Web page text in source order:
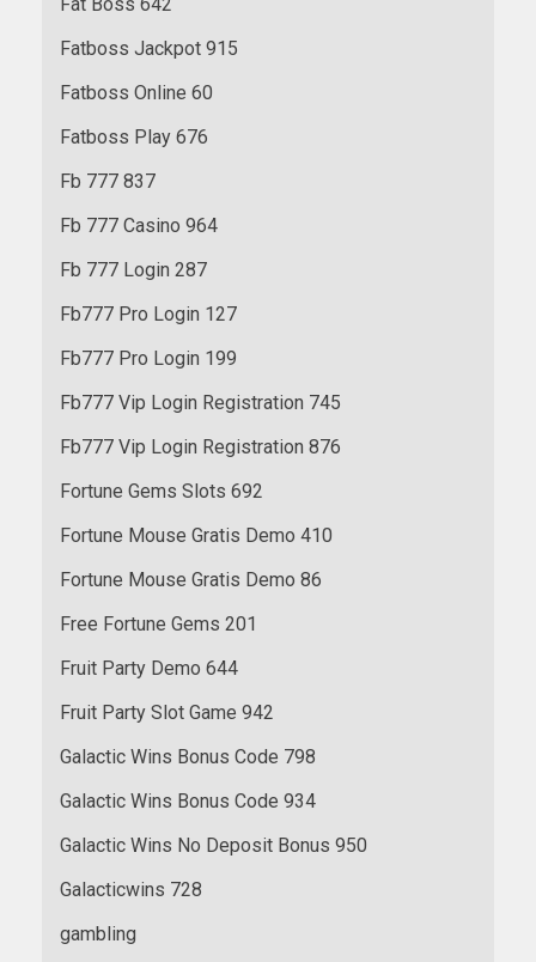
Fatboss Jackpot 915
Fatboss Online 60
Fatboss Play 676
Fb 777 837
Fb 777 Casino 964
Fb 777 Login 287
Fb777 Pro Login 127
Fb777 Pro Login 199
Fb777 Vip Login Registration 745
Fb777 Vip Login Registration 876
Fortune Gems Slots 692
Fortune Mouse Gratis Demo 410
Fortune Mouse Gratis Demo 86
Free Fortune Gems 201
Fruit Party Demo 644
Fruit Party Slot Game 942
Galactic Wins Bonus Code 798
Galactic Wins Bonus Code 934
Galactic Wins No Deposit Bonus 950
Galacticwins 728
gambling